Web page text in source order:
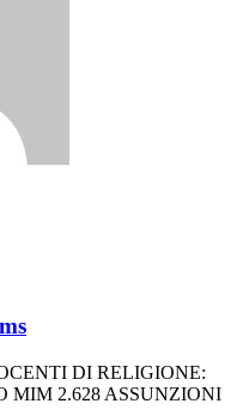
DI RELIGIONE:
MIM 2.628 ASSUNZIONI